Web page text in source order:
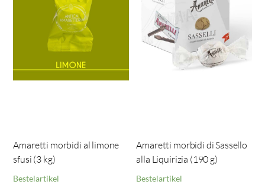
Amaretti morbidi al limone
sfusi (3 kg)
Bestelartikel
Amaretti morbidi di Sassello
alla Liquirizia (190 g)
Bestelartikel